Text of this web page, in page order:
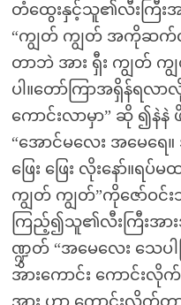
တံထွေးနှင့်သူ၏လီးကြီးအ
“ကျွတ် ကျွတ် အကိုဆက်လိုး
တာဘဲ အား ရှီး ကျွတ် က
ပါ။တော်ကြာအရှိန်ရလ
ကောင်းလာမှာ” ဆို ၍နဲ
“အောင်မလေး အမေရေ
ဖြေး ဖြေး လိုးနော်။ရ
ကျွတ် ကျွတ်”ကိုဇော်ဝ
ကြည့်၍သူ၏လီးကြီးအား
ဏ္ဍွှတ် “အမေလေး သေ
အားကောင်း ကောင်း
အား ဟာ ကောင်းလိုက်တ